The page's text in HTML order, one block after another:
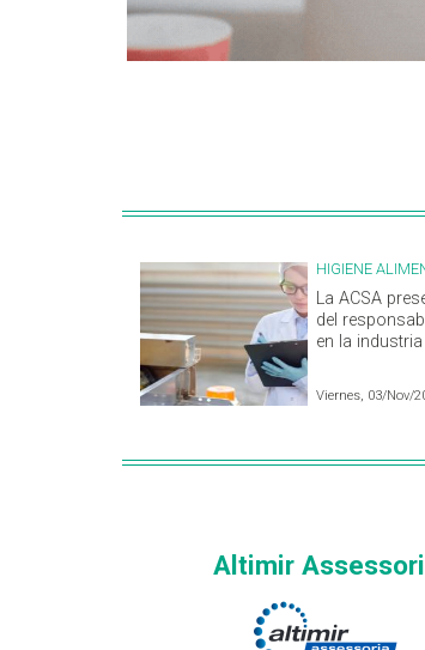
HIGIENE
La ACSA
del
en la
Viernes, 03/Nov/
Altimir